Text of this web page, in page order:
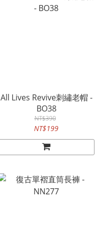
All Lives Revive刺繡老帽 -
BO38
NT$390
NT$199